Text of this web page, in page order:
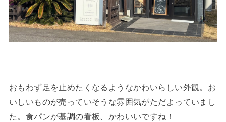
おもわず足を止めたくなるようなかわいらしい外観。お
いしいものが売っていそうな雰囲気がただよっていまし
た。食パンが基調の看板、かわいいですね！